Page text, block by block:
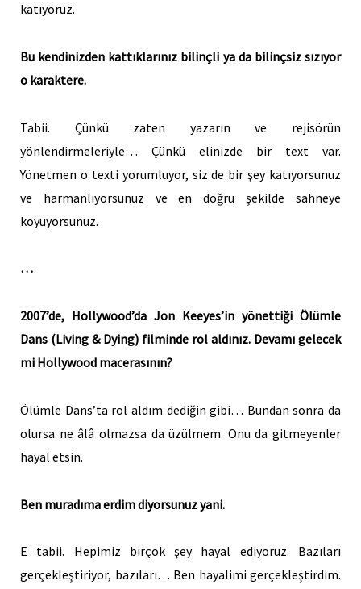
katıyoruz.
Bu kendinizden kattıklarınız bilinçli ya da bilinçsiz sızıyor
o karaktere.
Tabii. Çünkü zaten yazarın ve rejisörün
yönlendirmeleriyle… Çünkü elinizde bir text var.
Yönetmen o texti yorumluyor, siz de bir şey katıyorsunuz
ve harmanlıyorsunuz ve en doğru şekilde sahneye
koyuyorsunuz.
…
2007’de, Hollywood’da Jon Keeyes’in yönettiği Ölümle
Dans (Living & Dying) filminde rol aldınız. Devamı gelecek
mi Hollywood macerasının?
Ölümle Dans’ta rol aldım dediğin gibi… Bundan sonra da
olursa ne âlâ olmazsa da üzülmem. Onu da gitmeyenler
hayal etsin.
Ben muradıma erdim diyorsunuz yani.
E tabii. Hepimiz birçok şey hayal ediyoruz. Bazıları
gerçekleştiriyor, bazıları… Ben hayalimi gerçekleştirdim.